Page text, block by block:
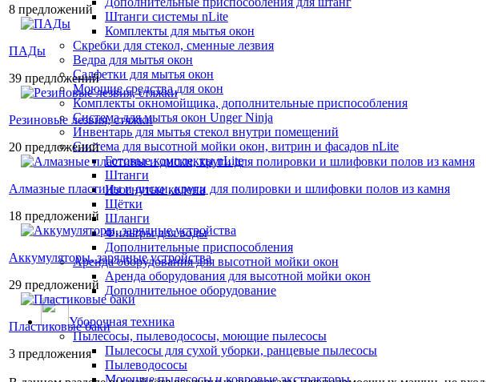
Штанги системы nLite
Комплекты для мытья окон
Скребки для стекол, сменные лезвия
Ведра для мытья окон
Салфетки для мытья окон
Моющие средства для окон
Комплекты окномойщика, дополнительные приспособления
Система для мытья окон Unger Ninja
Инвентарь для мытья стекол внутри помещений
Система для высотной мойки окон, витрин и фасадов nLite
Готовые комплекты nLite
Штанги
Изогнутые колена
Щётки
Шланги
Фильтры для воды
Дополнительные приспособления
Аренда оборудования для высотной мойки окон
Аренда оборудования для высотной мойки окон
Дополнительное оборудование
Уборочная техника
Пылесосы, пылеводососы, моющие пылесосы
Пылесосы для сухой уборки, ранцевые пылесосы
Пылеводососы
Моющие пылесосы и ковровые экстракторы
8 предложений
ПАДы
39 предложений
Резиновые лезвия, стяжки
20 предложений
Алмазные пластины и диски, круги для полировки и шлифовки полов из камня
18 предложений
Аккумуляторы, зарядные устройства
29 предложений
Пластиковые баки
3 предложения